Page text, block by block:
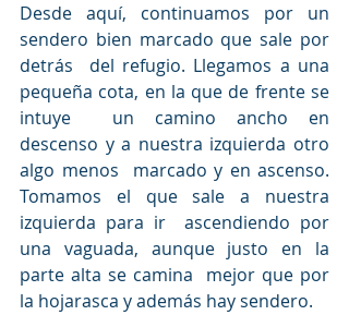
Desde aquí, continuamos por un
sendero bien marcado que sale por
detrás  del refugio. Llegamos a una
pequeña cota, en la que de frente se
intuye  un camino ancho en
descenso y a nuestra izquierda otro
algo menos  marcado y en ascenso.
Tomamos el que sale a nuestra
izquierda para ir  ascendiendo por
una vaguada, aunque justo en la
parte alta se camina  mejor que por
la hojarasca y además hay sendero.